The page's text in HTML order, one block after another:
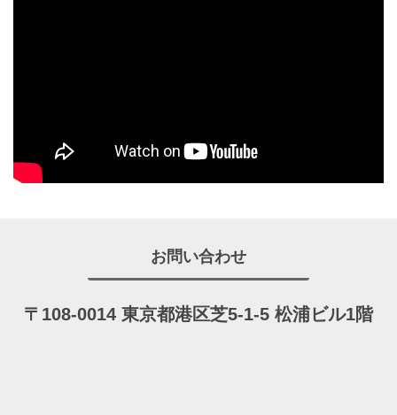
お問い合わせ
〒108-0014 東京都港区芝5-1-5 松浦ビル1階